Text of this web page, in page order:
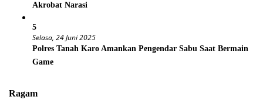
Akrobat Narasi
5
Selasa, 24 Juni 2025
Polres Tanah Karo Amankan Pengendar Sabu Saat Bermain
Game
Ragam